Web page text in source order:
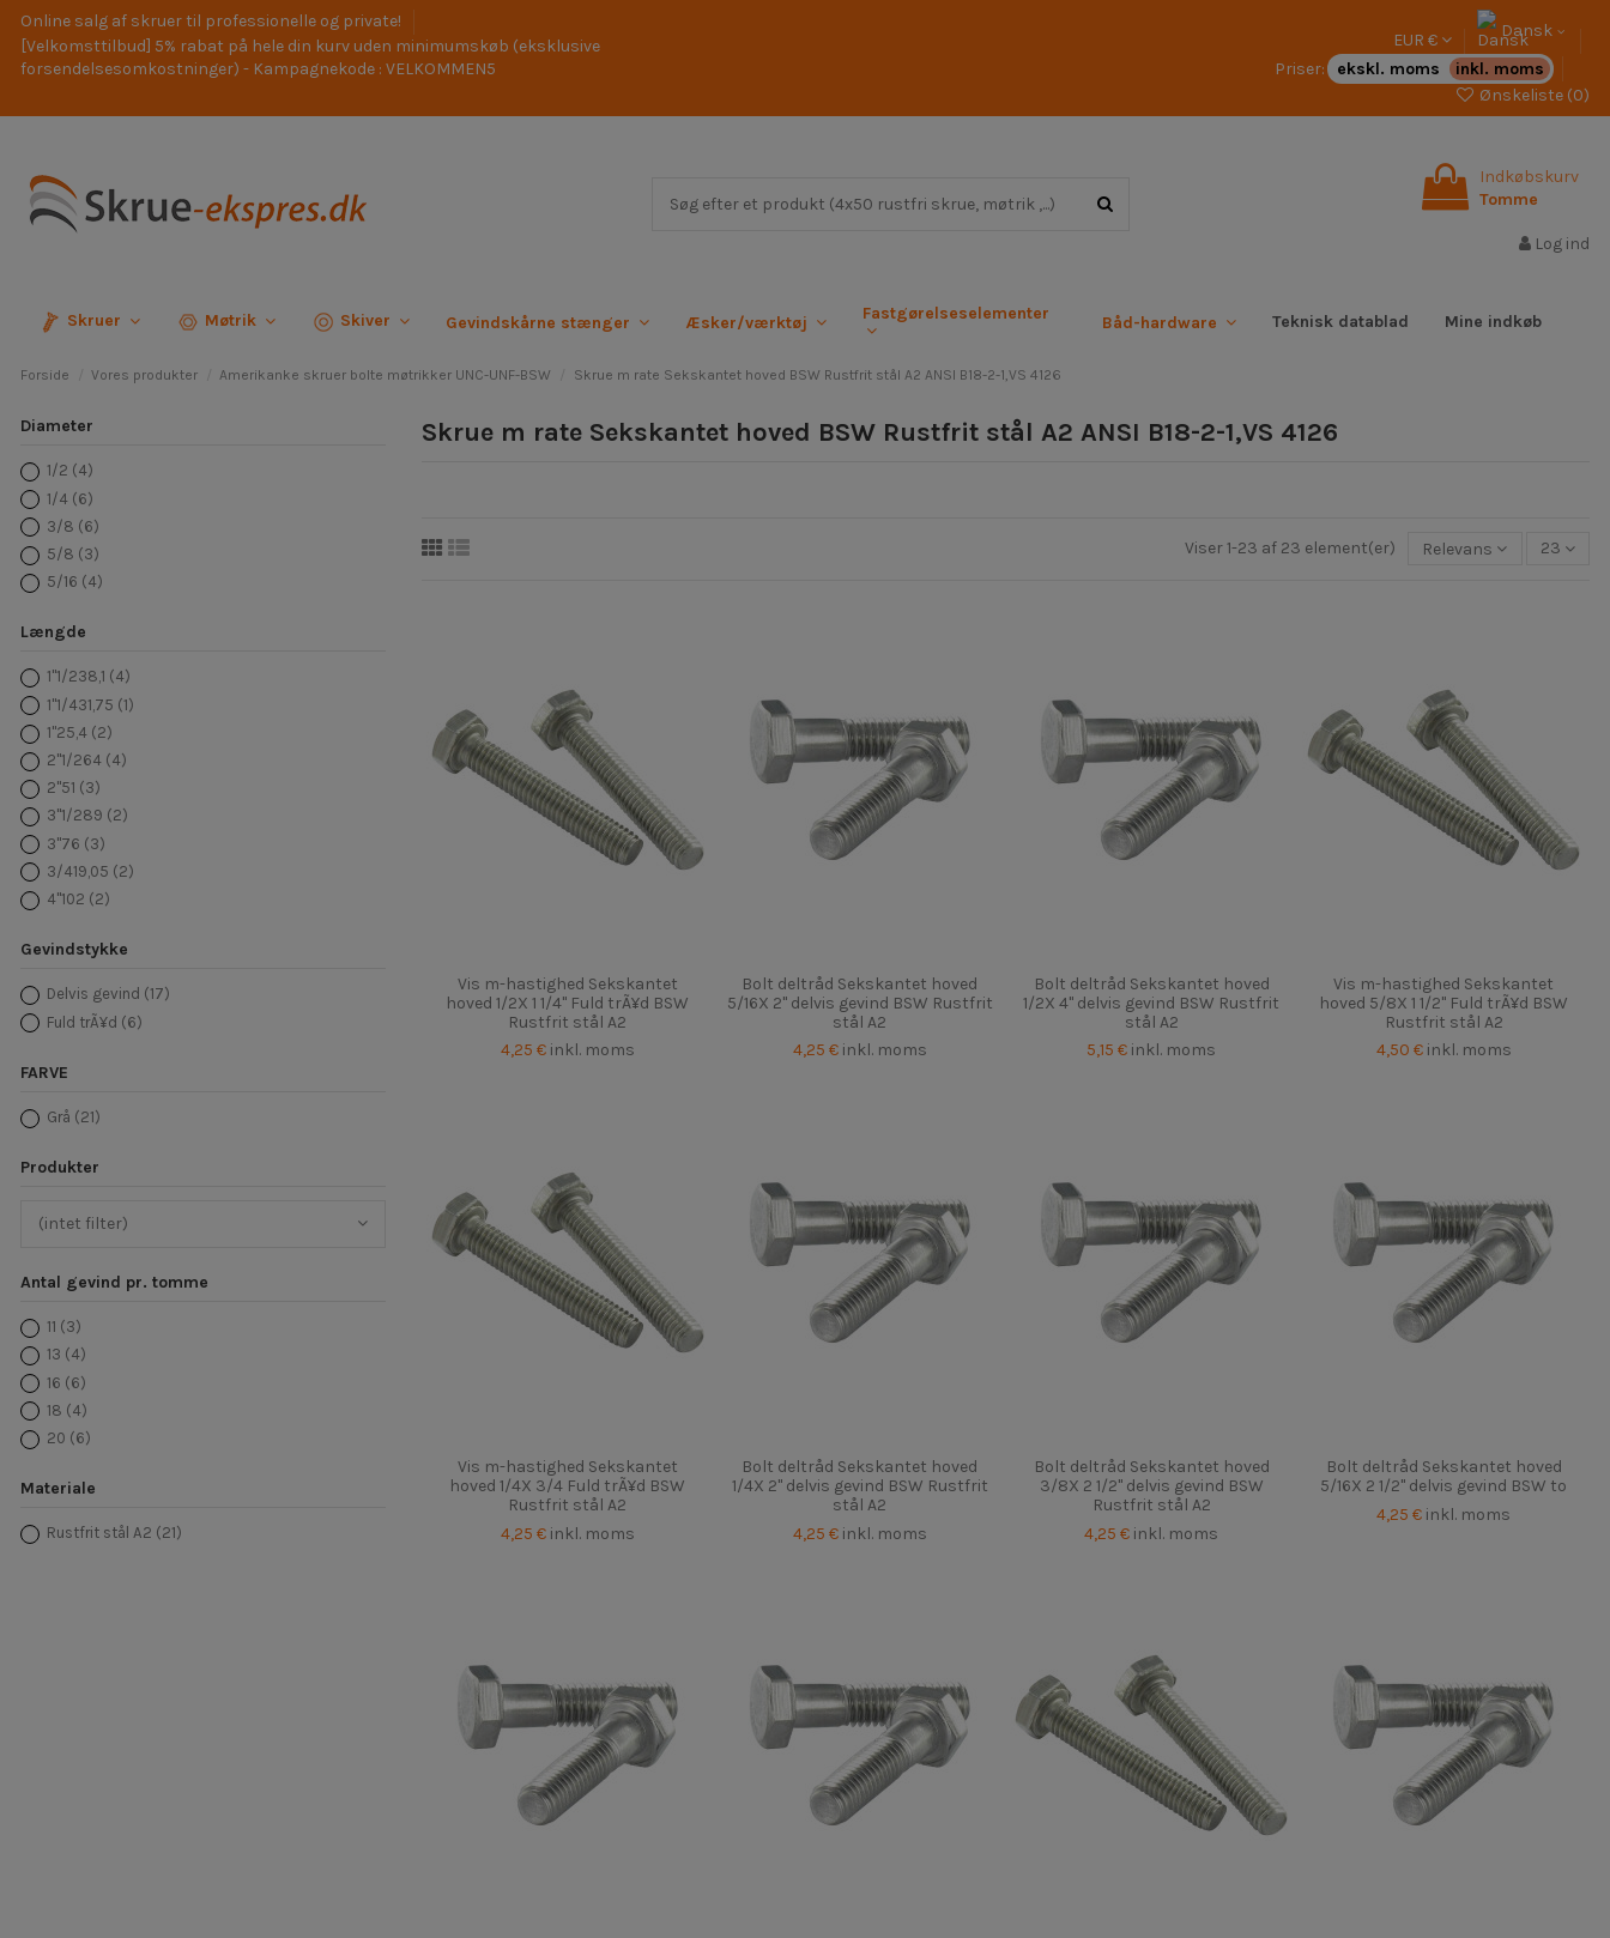
Online salg af skruer til professionelle og private!
[Velkomsttilbud] 5% rabat på hele din kurv uden minimumskøb (eksklusive
forsendelsesomkostninger) - Kampagnekode : VELKOMMEN5
EUR €
Dansk
Priser:
ekskl. moms
inkl. moms
Ønskeliste (0)
Indkøbskurv
Tomme
Log ind
Skruer Møtrik Skiver Gevindskårne stænger Æsker/værktøj Fastgørelseselementer Båd-hardware Teknisk datablad Mine indkøb
Forside Vores produkter Amerikanke skruer bolte møtrikker UNC-UNF-BSW Skrue m rate Sekskantet hoved BSW Rustfrit stål A2 ANSI B18-2-1,VS 4126
Skrue m rate Sekskantet hoved BSW Rustfrit stål A2 ANSI B18-2-1,VS 4126
Viser 1-23 af 23 element(er) Relevans 23
Vis m-hastighed Sekskantet
hoved 1/2X 1 1/4" Fuld trÃ¥d BSW
Rustfrit stål A2
4,25 € inkl. moms
Bolt deltråd Sekskantet hoved
5/16X 2" delvis gevind BSW Rustfrit
stål A2
4,25 € inkl. moms
Bolt deltråd Sekskantet hoved
1/2X 4" delvis gevind BSW Rustfrit
stål A2
5,15 € inkl. moms
Vis m-hastighed Sekskantet
hoved 5/8X 1 1/2" Fuld trÃ¥d BSW
Rustfrit stål A2
4,50 € inkl. moms
Vis m-hastighed Sekskantet
hoved 1/4X 3/4 Fuld trÃ¥d BSW
Rustfrit stål A2
4,25 € inkl. moms
Bolt deltråd Sekskantet hoved
1/4X 2" delvis gevind BSW Rustfrit
stål A2
4,25 € inkl. moms
Bolt deltråd Sekskantet hoved
3/8X 2 1/2" delvis gevind BSW
Rustfrit stål A2
4,25 € inkl. moms
Bolt deltråd Sekskantet hoved
5/16X 2 1/2" delvis gevind BSW to
4,25 € inkl. moms
Diameter
1/2 (4)
1/4 (6)
3/8 (6)
5/8 (3)
5/16 (4)
Længde
1"1/238,1 (4)
1"1/431,75 (1)
1"25,4 (2)
2"1/264 (4)
2"51 (3)
3"1/289 (2)
3"76 (3)
3/419,05 (2)
4"102 (2)
Gevindstykke
Delvis gevind (17)
Fuld trÃ¥d (6)
FARVE
Grå (21)
Produkter
(intet filter)
Antal gevind pr. tomme
11 (3)
13 (4)
16 (6)
18 (4)
20 (6)
Materiale
Rustfrit stål A2 (21)